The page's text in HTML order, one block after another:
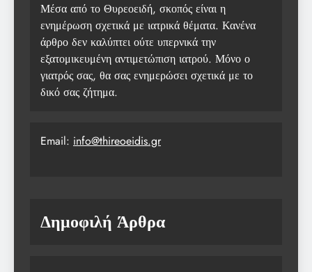
Μέσα από το Θυρεοειδή, σκοπός είναι η
ενημέρωση σχετικά με ιατρικά θέματα. Κανένα
άρθρο δεν καλύπτει ούτε υπερνικά την
εξατομικευμένη αντιμετώπιση ιατρού. Μόνο ο
γιατρός σας, θα σας ενημερώσει σχετικά με το
δικό σας ζήτημα.
Email: info@thireoeidis.gr
Δημοφιλή Άρθρα